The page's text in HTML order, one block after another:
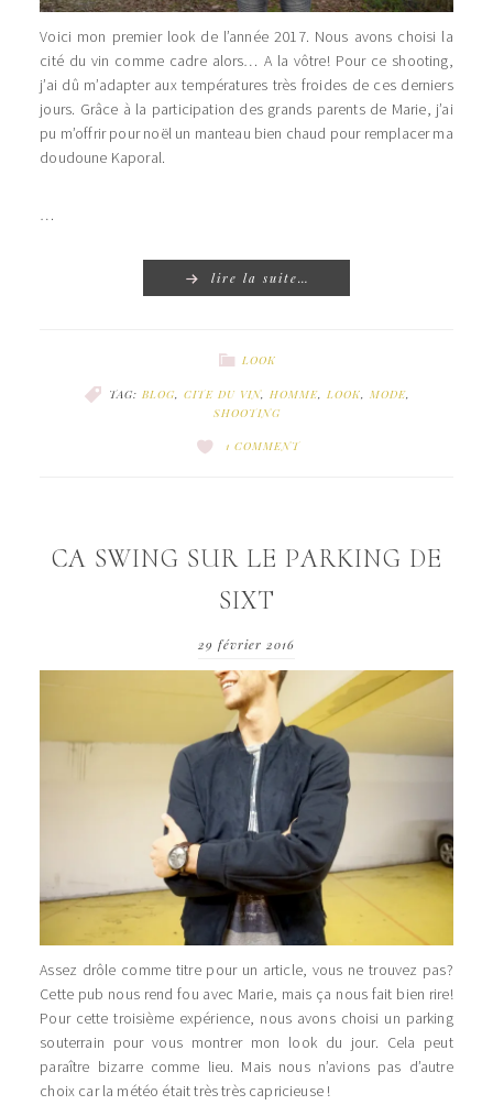
Voici mon premier look de l’année 2017. Nous avons choisi la
cité du vin comme cadre alors… A la vôtre! Pour ce shooting,
j’ai dû m’adapter aux températures très froides de ces derniers
jours. Grâce à la participation des grands parents de Marie, j’ai
pu m’offrir pour noël un manteau bien chaud pour remplacer ma
doudoune Kaporal.
…
lire la suite…
LOOK
TAG: BLOG, CITE DU VIN, HOMME, LOOK, MODE,
SHOOTING
1 COMMENT
CA SWING SUR LE PARKING DE
SIXT
29 février 2016
Assez drôle comme titre pour un article, vous ne trouvez pas?
Cette pub nous rend fou avec Marie, mais ça nous fait bien rire!
Pour cette troisième expérience, nous avons choisi un parking
souterrain pour vous montrer mon look du jour. Cela peut
paraître bizarre comme lieu. Mais nous n’avions pas d’autre
choix car la météo était très très capricieuse !